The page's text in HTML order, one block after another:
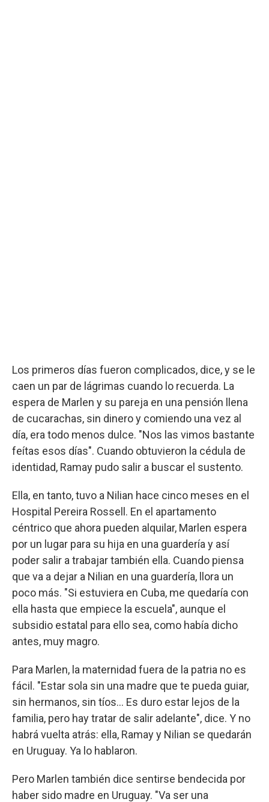
Los primeros días fueron complicados, dice, y se le
caen un par de lágrimas cuando lo recuerda. La
espera de Marlen y su pareja en una pensión llena
de cucarachas, sin dinero y comiendo una vez al
día, era todo menos dulce. "Nos las vimos bastante
feítas esos días". Cuando obtuvieron la cédula de
identidad, Ramay pudo salir a buscar el sustento.
Ella, en tanto, tuvo a Nilian hace cinco meses en el
Hospital Pereira Rossell. En el apartamento
céntrico que ahora pueden alquilar, Marlen espera
por un lugar para su hija en una guardería y así
poder salir a trabajar también ella. Cuando piensa
que va a dejar a Nilian en una guardería, llora un
poco más. "Si estuviera en Cuba, me quedaría con
ella hasta que empiece la escuela", aunque el
subsidio estatal para ello sea, como había dicho
antes, muy magro.
Para Marlen, la maternidad fuera de la patria no es
fácil. "Estar sola sin una madre que te pueda guiar,
sin hermanos, sin tíos… Es duro estar lejos de la
familia, pero hay tratar de salir adelante", dice. Y no
habrá vuelta atrás: ella, Ramay y Nilian se quedarán
en Uruguay. Ya lo hablaron.
Pero Marlen también dice sentirse bendecida por
haber sido madre en Uruguay. "Va ser una